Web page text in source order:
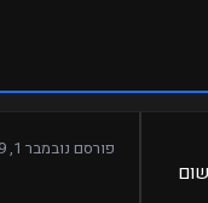
פורסם נובמבר 1, 2019